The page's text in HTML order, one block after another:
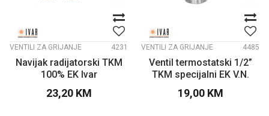
VENTILI ZA GRIJANJE 4231
Navijak radijatorski TKM
100% EK Ivar
23,20 KM
VENTILI ZA GRIJANJE 4485
Ventil termostatski 1/2”
TKM specijalni EK V.N.
IVAR
19,00 KM